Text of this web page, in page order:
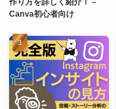
Canva初心者向け